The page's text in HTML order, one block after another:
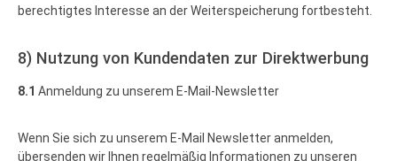
berechtigtes Interesse an der Weiterspeicherung fortbesteht.
8) Nutzung von Kundendaten zur Direktwerbung
8.1 Anmeldung zu unserem E-Mail-Newsletter
Wenn Sie sich zu unserem E-Mail Newsletter anmelden,
übersenden wir Ihnen regelmäßig Informationen zu unseren